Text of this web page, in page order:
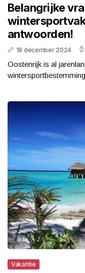
Belangrijke
antwoorden!
18 december 2024
Oostenrijk is al
Vakantie